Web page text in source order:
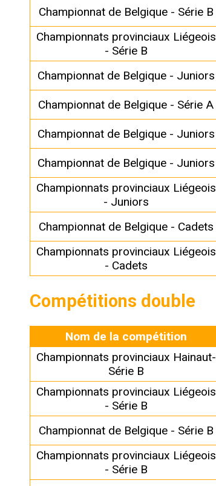
Championnat de Belgique - Série B
Championnats provinciaux Liégeois
- Série B
Championnat de Belgique - Juniors
Championnat de Belgique - Série A
Championnat de Belgique - Juniors
Championnat de Belgique - Juniors
Championnats provinciaux Liégeois
- Juniors
Championnat de Belgique - Cadets
Championnats provinciaux Liégeois
- Cadets
Compétitions double
Nom de la compétition
Championnats provinciaux Hainaut-
Série B
Championnats provinciaux Liégeois
- Série B
Championnat de Belgique - Série B
Championnats provinciaux Liégeois
- Série B